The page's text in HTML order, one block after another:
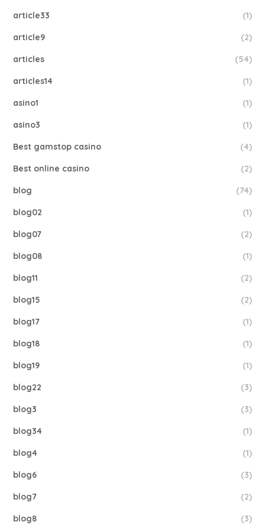
article33 (1)
article9 (2)
articles (54)
articles14 (1)
asino1 (1)
asino3 (1)
Best gamstop casino (4)
Best online casino (2)
blog (74)
blog02 (1)
blog07 (2)
blog08 (1)
blog11 (2)
blog15 (2)
blog17 (1)
blog18 (1)
blog19 (1)
blog22 (3)
blog3 (3)
blog34 (1)
blog4 (1)
blog6 (3)
blog7 (2)
blog8 (3)